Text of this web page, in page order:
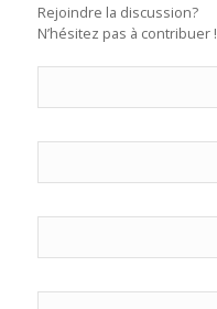
Rejoindre la discussion?
N’hésitez pas à contribuer !